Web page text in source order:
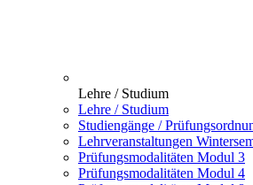
Lehre / Studium
Lehre / Studium
Studiengänge /
Lehrveranstaltungen
Prüfungsmodalitäten Modul 3
Prüfungsmodalitäten Modul 4